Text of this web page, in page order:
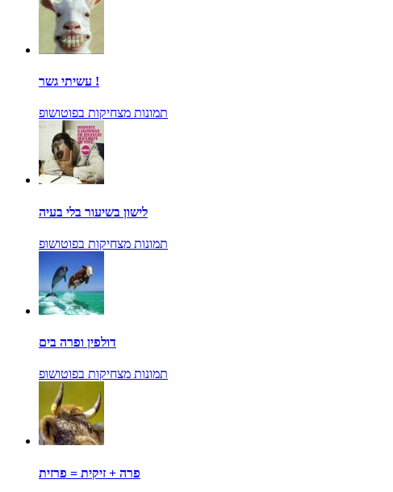
עשיתי גשר !
תמונות מצחיקות בפוטושופ
לישון בשיעור בלי בעיה
תמונות מצחיקות בפוטושופ
דולפין ופרה בים
תמונות מצחיקות בפוטושופ
פרה + זיקית = פרזית